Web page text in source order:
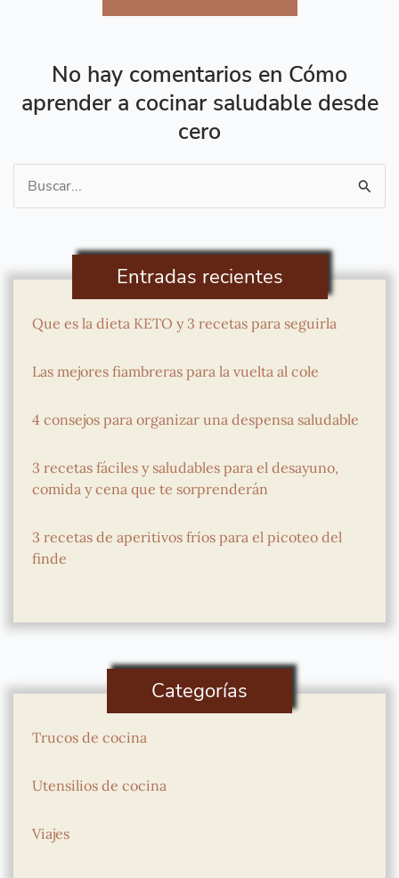
No hay comentarios en Cómo
aprender a cocinar saludable desde
cero
Buscar
por:
Entradas recientes
Que es la dieta KETO y 3 recetas para seguirla
Las mejores fiambreras para la vuelta al cole
4 consejos para organizar una despensa saludable
3 recetas fáciles y saludables para el desayuno,
comida y cena que te sorprenderán
3 recetas de aperitivos fríos para el picoteo del
finde
Categorías
Trucos de cocina
Utensilios de cocina
Viajes